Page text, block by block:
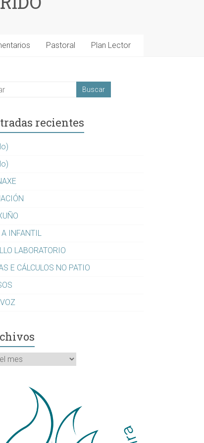
Pastoral Plan Lector
recientes
A INFANTIL
LABORATORIO
E CÁLCULOS NO PATIO